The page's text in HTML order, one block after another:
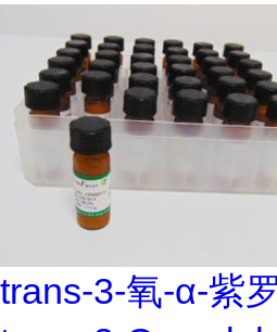
trans-3-氧-α-紫